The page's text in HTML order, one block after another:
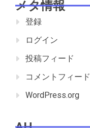
メタ情報
登録
ログイン
投稿フィード
コメントフィード
WordPress.org